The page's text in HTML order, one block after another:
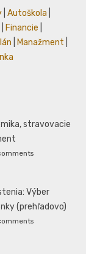
Autoškola
Financie
Manažment
stravovacie
Výber
(prehľadovo)